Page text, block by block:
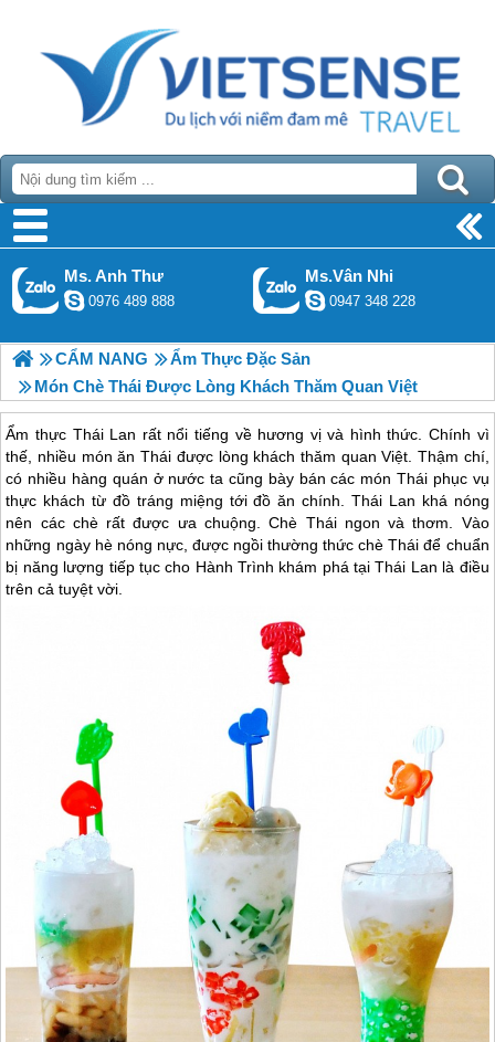
Ms. Anh Thư
0976 489 888
Ms.Vân Nhi
0947 348 228
CẨM NANG
Ẩm Thực Đặc Sản
Món Chè Thái Được Lòng Khách Thăm Quan Việt
Ẩm thực Thái Lan rất nổi tiếng về hương vị và hình thức. Chính vì
thế, nhiều món ăn Thái được lòng khách thăm quan Việt. Thậm chí,
có nhiều hàng quán ở nước ta cũng bày bán các món Thái phục vụ
thực khách từ đồ tráng miệng tới đồ ăn chính. Thái Lan khá nóng
nên các chè rất được ưa chuộng. Chè Thái ngon và thơm. Vào
những ngày hè nóng nực, được ngồi thường thức chè Thái để chuẩn
bị năng lượng tiếp tục cho Hành Trình khám phá tại Thái Lan là điều
trên cả tuyệt vời.